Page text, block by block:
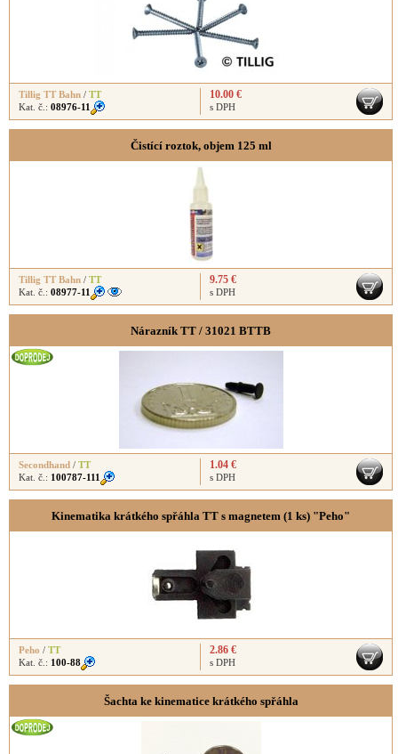
Tillig TT Bahn / TT
Kat. č.: 08976-11
10.00 €
s DPH
Čistící roztok, objem 125 ml
Tillig TT Bahn / TT
Kat. č.: 08977-11
9.75 €
s DPH
Nárazník TT / 31021 BTTB
Secondhand / TT
Kat. č.: 100787-111
1.04 €
s DPH
Kinematika krátkého spřáhla TT s magnetem (1 ks) "Peho"
Peho / TT
Kat. č.: 100-88
2.86 €
s DPH
Šachta ke kinematice krátkého spřáhla